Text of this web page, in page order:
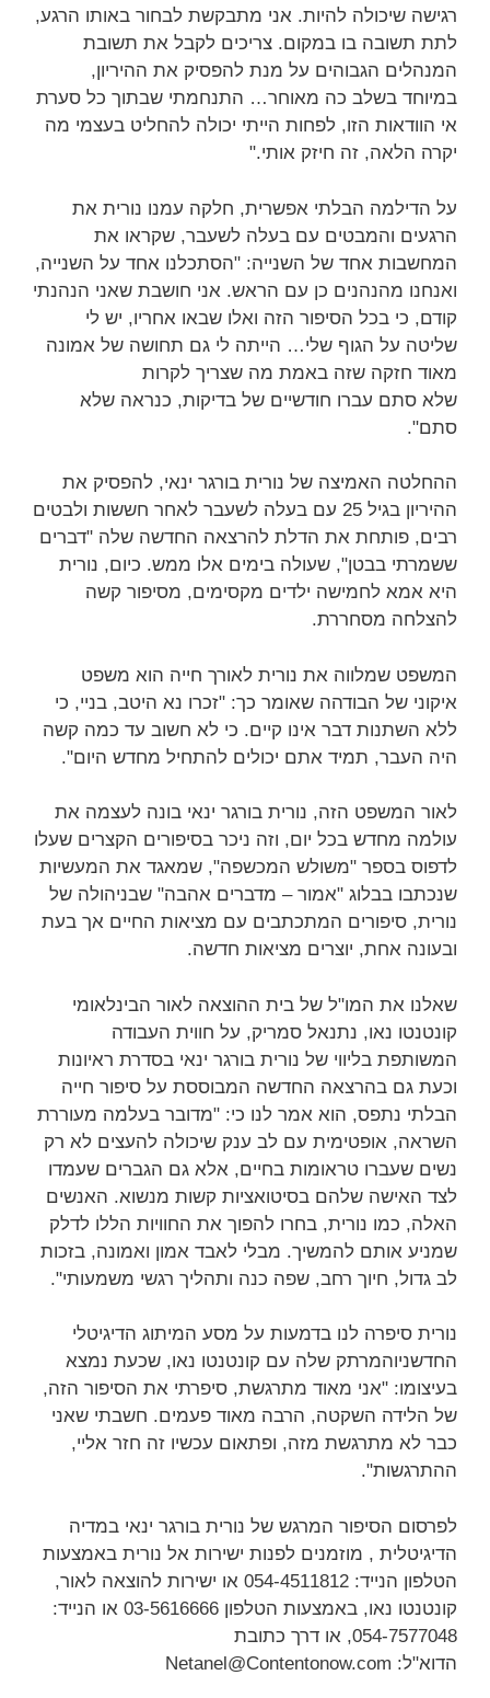
רגישה שיכולה להיות. אני מתבקשת לבחור באותו הרגע,
לתת תשובה בו במקום. צריכים לקבל את תשובת
המנהלים הגבוהים על מנת להפסיק את ההיריון,
במיוחד בשלב כה מאוחר… התנחמתי שבתוך כל סערת
אי הוודאות הזו, לפחות הייתי יכולה להחליט בעצמי מה
יקרה הלאה, זה חיזק אותי."
על הדילמה הבלתי אפשרית, חלקה עמנו נורית את
הרגעים והמבטים עם בעלה לשעבר, שקראו את
המחשבות אחד של השנייה: "הסתכלנו אחד על השנייה,
ואנחנו מהנהנים כן עם הראש. אני חושבת שאני הנהנתי
קודם, כי בכל הסיפור הזה ואלו שבאו אחריו, יש לי
שליטה על הגוף שלי… הייתה לי גם תחושה של אמונה
מאוד חזקה שזה באמת מה שצריך לקרות
שלא סתם עברו חודשיים של בדיקות, כנראה שלא
סתם".
ההחלטה האמיצה של נורית בורגר ינאי, להפסיק את
ההיריון בגיל 25 עם בעלה לשעבר לאחר חששות ולבטים
רבים, פותחת את הדלת להרצאה החדשה שלה "דברים
ששמרתי בבטן", שעולה בימים אלו ממש. כיום, נורית
היא אמא לחמישה ילדים מקסימים, מסיפור קשה
להצלחה מסחררת.
המשפט שמלווה את נורית לאורך חייה הוא משפט
איקוני של הבודהה שאומר כך: "זכרו נא היטב, בניי, כי
ללא השתנות דבר אינו קיים. כי לא חשוב עד כמה קשה
היה העבר, תמיד אתם יכולים להתחיל מחדש היום".
לאור המשפט הזה, נורית בורגר ינאי בונה לעצמה את
עולמה מחדש בכל יום, וזה ניכר בסיפורים הקצרים שעלו
לדפוס בספר "משולש המכשפה", שמאגד את המעשיות
שנכתבו בבלוג "אמור – מדברים אהבה" שבניהולה של
נורית, סיפורים המתכתבים עם מציאות החיים אך בעת
ובעונה אחת, יוצרים מציאות חדשה.
שאלנו את המו"ל של בית ההוצאה לאור הבינלאומי
קונטנטו נאו, נתנאל סמריק, על חווית העבודה
המשותפת בליווי של נורית בורגר ינאי בסדרת ראיונות
וכעת גם בהרצאה החדשה המבוססת על סיפור חייה
הבלתי נתפס, הוא אמר לנו כי: "מדובר בעלמה מעוררת
השראה, אופטימית עם לב ענק שיכולה להעצים לא רק
נשים שעברו טראומות בחיים, אלא גם הגברים שעמדו
לצד האישה שלהם בסיטואציות קשות מנשוא. האנשים
האלה, כמו נורית, בחרו להפוך את החוויות הללו לדלק
שמניע אותם להמשיך. מבלי לאבד אמון ואמונה, בזכות
לב גדול, חיוך רחב, שפה כנה ותהליך רגשי משמעותי".
נורית סיפרה לנו בדמעות על מסע המיתוג הדיגיטלי
החדשניוהמרתק שלה עם קונטנטו נאו, שכעת נמצא
בעיצומו: "אני מאוד מתרגשת, סיפרתי את הסיפור הזה,
של הלידה השקטה, הרבה מאוד פעמים. חשבתי שאני
כבר לא מתרגשת מזה, ופתאום עכשיו זה חזר אליי,
ההתרגשות".
לפרסום הסיפור המרגש של נורית בורגר ינאי במדיה
הדיגיטלית , מוזמנים לפנות ישירות אל נורית באמצעות
הטלפון הנייד: 054-4511812 או ישירות להוצאה לאור,
קונטנטו נאו, באמצעות הטלפון 03-5616666 או הנייד:
054-7577048, או דרך כתובת
הדוא"ל: Netanel@Contentonow.com